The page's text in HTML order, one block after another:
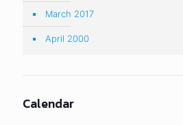
March 2017
April 2000
Calendar